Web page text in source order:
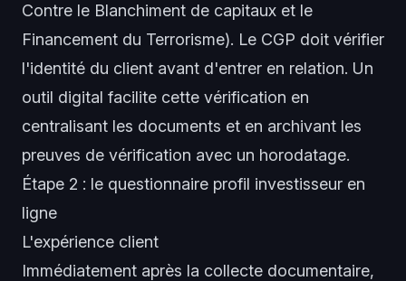
Contre le Blanchiment de capitaux et le
Financement du Terrorisme). Le CGP doit vérifier
l'identité du client avant d'entrer en relation. Un
outil digital facilite cette vérification en
centralisant les documents et en archivant les
preuves de vérification avec un horodatage.
Étape 2 : le questionnaire profil investisseur en
ligne
L'expérience client
Immédiatement après la collecte documentaire,